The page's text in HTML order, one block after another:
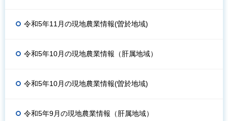
令和5年11月の現地農業情報(曽於地域)
令和5年10月の現地農業情報（肝属地域）
令和5年10月の現地農業情報(曽於地域)
令和5年9月の現地農業情報（肝属地域）